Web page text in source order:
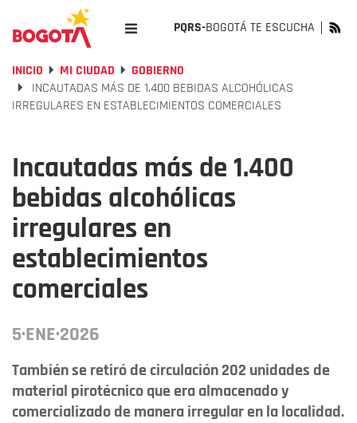
PQRS-BOGOTÁ TE ESCUCHA
INICIO MI CIUDAD
GOBIERNO
INCAUTADAS MÁS DE 1.400 BEBIDAS ALCOHÓLICAS
IRREGULARES EN ESTABLECIMIENTOS COMERCIALES
Incautadas más de 1.400
bebidas alcohólicas
irregulares en
establecimientos
comerciales
5·ENE·2026
También se retiró de circulación 202 unidades de
material pirotécnico que era almacenado y
comercializado de manera irregular en la localidad.